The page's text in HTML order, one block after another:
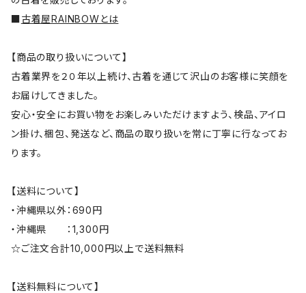
■古着屋RAINBOWとは
【商品の取り扱いについて】
古着業界を２０年以上続け、古着を通じて沢山のお客様に笑顔を
お届けしてきました。
安心・安全にお買い物をお楽しみいただけますよう、検品、アイロ
ン掛け、梱包、発送など、商品の取り扱いを常に丁寧に行なってお
ります。
【送料について】
・沖縄県以外：690円
・沖縄県 ：1,300円
☆ご注文合計10,000円以上で送料無料
【送料無料について】